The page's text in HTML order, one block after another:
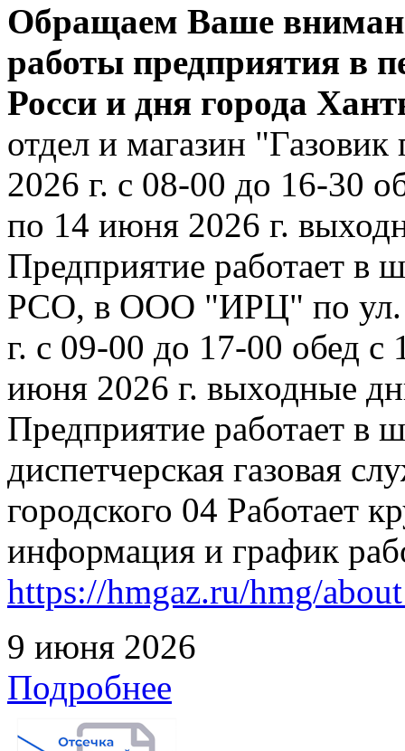
Обращаем Ваше
работы предприятия в
Росси и дня города
отдел и магазин
2026 г. с 08-00 до 16-30
по 14 июня 2026 г.
Предприятие работает в
РСО, в ООО "ИРЦ" по ул.
г. с 09-00 до 17-00 обед
июня 2026 г. выходные
Предприятие работает в
диспетчерская газовая
городского 04 Работает
информация и график
https://hmgaz.ru/hmg/
9 июня 2026
Подробнее